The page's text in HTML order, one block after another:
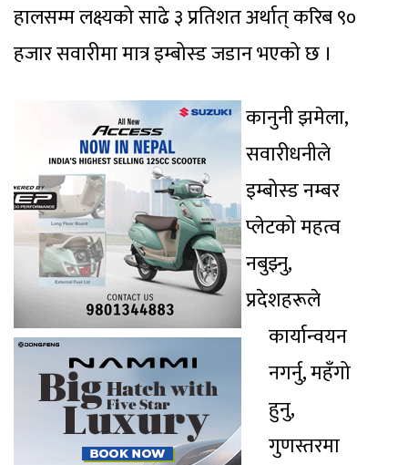
हालसम्म लक्ष्यको साढे ३ प्रतिशत अर्थात् करिब ९०
हजार सवारीमा मात्र इम्बोस्ड जडान भएको छ ।
कानुनी झमेला,
सवारीधनीले
इम्बोस्ड नम्बर
प्लेटको महत्व
नबुझ्नु,
प्रदेशहरूले
कार्यान्वयन
नगर्नु, महँगो
हुनु,
गुणस्तरमा